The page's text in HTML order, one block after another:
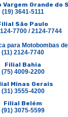
Vargem Grande do
(19) 3641-5111
São Paulo
7700 / 2124-7744
para Motobombas
(11) 2124-7740
Filial Bahia
(75) 4009-2200
Minas Gerais
(31) 3555-4200
Filial Belém
(91) 3075-5599